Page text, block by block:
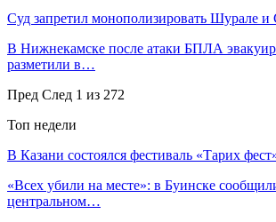
Суд запретил монополизировать Шурале
В Нижнекамске после атаки БПЛА
разметили в…
Пред След 1 из 272
Топ недели
В Казани состоялся фестиваль «Тарих
«Всех убили на месте»: в Буинске
центральном…